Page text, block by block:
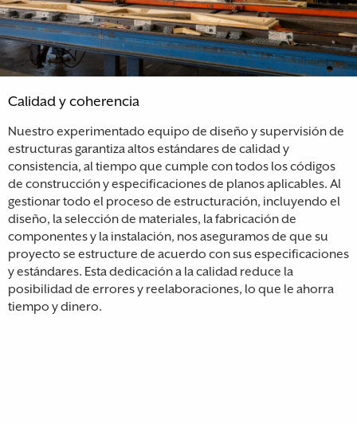
Calidad y coherencia
Nuestro experimentado equipo de diseño y supervisión de
estructuras garantiza altos estándares de calidad y
consistencia, al tiempo que cumple con todos los códigos
de construcción y especificaciones de planos aplicables. Al
gestionar todo el proceso de estructuración, incluyendo el
diseño, la selección de materiales, la fabricación de
componentes y la instalación, nos aseguramos de que su
proyecto se estructure de acuerdo con sus especificaciones
y estándares. Esta dedicación a la calidad reduce la
posibilidad de errores y reelaboraciones, lo que le ahorra
tiempo y dinero.